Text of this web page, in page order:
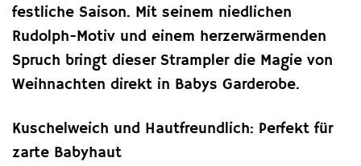
festliche Saison. Mit seinem niedlichen
Rudolph-Motiv und einem herzerwärmenden
Spruch bringt dieser Strampler die Magie von
Weihnachten direkt in Babys Garderobe.
Kuschelweich und Hautfreundlich: Perfekt für
zarte Babyhaut